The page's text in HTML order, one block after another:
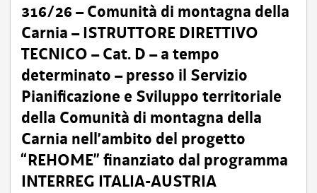
316/26 – Comunità di montagna della
Carnia – ISTRUTTORE DIRETTIVO
TECNICO – Cat. D – a tempo
determinato – presso il Servizio
Pianificazione e Sviluppo territoriale
della Comunità di montagna della
Carnia nell’ambito del progetto
“REHOME” finanziato dal programma
INTERREG ITALIA-AUSTRIA